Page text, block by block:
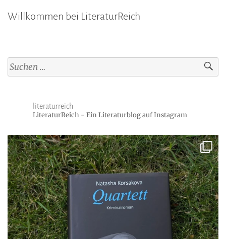
Willkommen bei LiteraturReich
Suchen
nach:
literaturreich
LiteraturReich - Ein Literaturblog auf Instagram